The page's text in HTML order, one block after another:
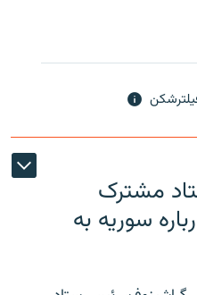
مشترک
سوریه به